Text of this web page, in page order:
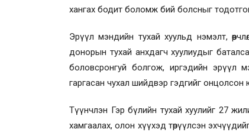
хангах бодит боломж бий болсныг
Эрүүл мэндийн тухай хуульд нэмэлт,
донорын тухай анхдагч хуулиудыг
боловсронгуй болгож, иргэдийн эрүүл
гаргасан чухал шийдвэр гэдгийг онцолсон
Түүнчлэн Гэр бүлийн тухай хуулийг 27
хамгаалах, олон хүүхэд төрүүлсэн